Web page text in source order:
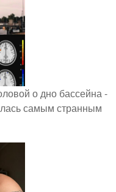
о дно бассейна -
самым странным